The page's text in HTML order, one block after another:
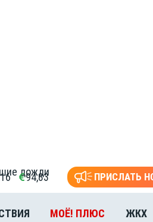
94,83 ПРИСЛАТЬ
МОЁ! ПЛЮС ЖКХ